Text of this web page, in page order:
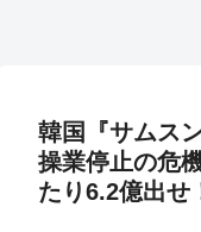
韓国『サムス
操業停止の危
たり6.2億出せ